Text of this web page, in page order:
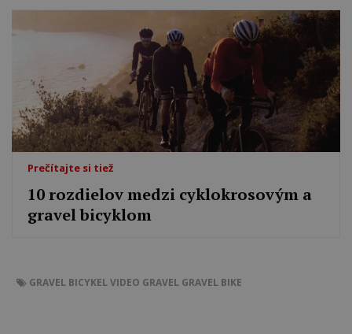
Prečítajte si tiež
10 rozdielov medzi cyklokrosovým a
gravel bicyklom
GRAVEL BICYKELVIDEO GRAVEL GRAVEL BIKE